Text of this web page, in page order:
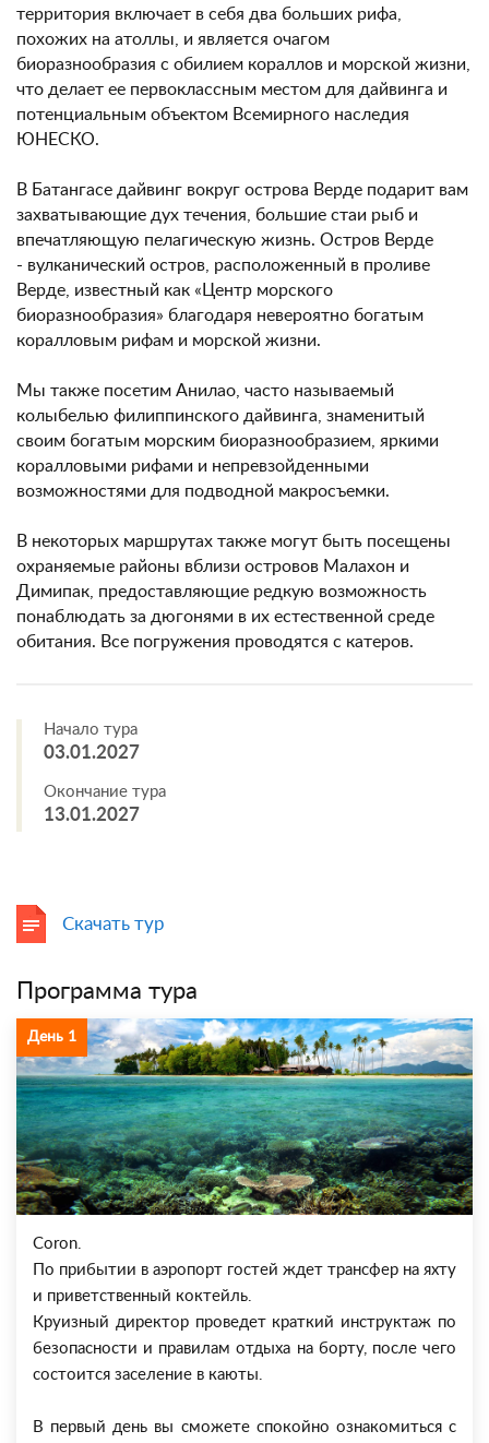
территория включает в себя два больших рифа,
похожих на атоллы, и является очагом
биоразнообразия с обилием кораллов и морской жизни,
что делает ее первоклассным местом для дайвинга и
потенциальным объектом Всемирного наследия
ЮНЕСКО.
В Батангасе дайвинг вокруг острова Верде подарит вам
захватывающие дух течения, большие стаи рыб и
впечатляющую пелагическую жизнь. Остров Верде
- вулканический остров, расположенный в проливе
Верде, известный как «Центр морского
биоразнообразия» благодаря невероятно богатым
коралловым рифам и морской жизни.
Мы также посетим Анилао, часто называемый
колыбелью филиппинского дайвинга, знаменитый
своим богатым морским биоразнообразием, яркими
коралловыми рифами и непревзойденными
возможностями для подводной макросъемки.
В некоторых маршрутах также могут быть посещены
охраняемые районы вблизи островов Малахон и
Димипак, предоставляющие редкую возможность
понаблюдать за дюгонями в их естественной среде
обитания. Все погружения проводятся с катеров.
Начало тура
03.01.2027
Окончание тура
13.01.2027
Скачать тур
Программа тура
День 1
Coron.
По прибытии в аэропорт гостей ждет трансфер на яхту
и приветственный коктейль.
Круизный директор проведет краткий инструктаж по
безопасности и правилам отдыха на борту, после чего
состоится заселение в каюты.
В первый день вы сможете спокойно ознакомиться с